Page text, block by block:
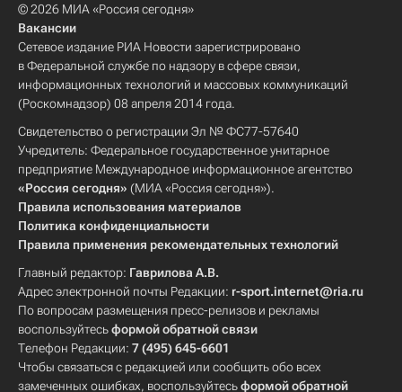
© 2026 МИА «Россия сегодня»
Вакансии
Сетевое издание РИА Новости зарегистрировано
в Федеральной службе по надзору в сфере связи,
информационных технологий и массовых коммуникаций
(Роскомнадзор) 08 апреля 2014 года.
Свидетельство о регистрации Эл № ФС77-57640
Учредитель: Федеральное государственное унитарное
предприятие Международное информационное агентство
«Россия сегодня» (МИА «Россия сегодня»).
Правила использования материалов
Политика конфиденциальности
Правила применения рекомендательных технологий
Главный редактор: Гаврилова А.В.
Адрес электронной почты Редакции: r-sport.internet@ria.ru
По вопросам размещения пресс-релизов и рекламы
воспользуйтесьформой обратной связи
Телефон Редакции: 7 (495) 645-6601
Чтобы связаться с редакцией или сообщить обо всех
замеченных ошибках, воспользуйтесьформой обратной